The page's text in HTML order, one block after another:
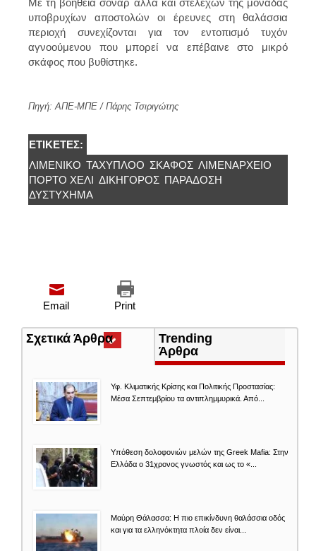
υποβρυχίων αποστολών οι έρευνες στη θαλάσσια
περιοχή συνεχίζονται για τον εντοπισμό τυχόν
αγνοούμενου που μπορεί να επέβαινε στο μικρό
σκάφος που βυθίστηκε.
Πηγή: ΑΠΕ-ΜΠΕ / Πάρης Τσιριγώτης
ΕΤΙΚΈΤΕΣ:
ΛΙΜΕΝΙΚΌ ΤΑΧΎΠΛΟΟ ΣΚΆΦΟΣ ΛΙΜΕΝΑΡΧΕΊΟ
ΠΌΡΤΟ ΧΈΛΙ ΔΙΚΗΓΌΡΟΣ ΠΑΡΑΔΟΣΗ
ΔΥΣΤΎΧΗΜΑ
Print
Email
Σχετικά Άρθρα(ενεργή
καρτέλα)
Trending
Άρθρα
Υφ. Κλιματικής Κρίσης και Πολιτικής Προστασίας:
Μέσα Σεπτεμβρίου τα αντιπλημμυρικά. Από...
Υπόθεση δολοφονιών μελών της Greek Mafia: Στην
Ελλάδα ο 31χρονος γνωστός και ως το «...
Μαύρη Θάλασσα: Η πιο επικίνδυνη θαλάσσια οδός
και για τα ελληνόκτητα πλοία δεν είναι...